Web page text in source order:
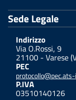
Sede Legale
Indirizzo
Via O.Rossi, 9
21100 - Varese
PEC
P.IVA
03510140126